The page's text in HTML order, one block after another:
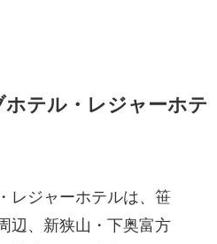
テル・レジャーホテ
レジャーホテルは、笹
辺、新狭山・下奥富方